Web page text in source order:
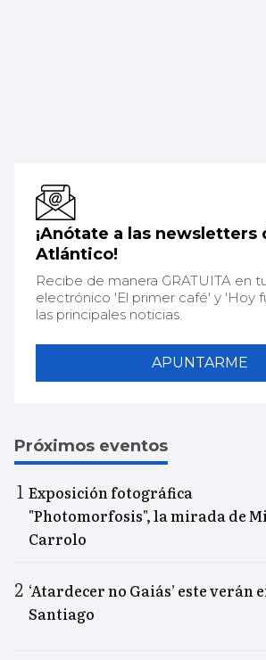
¡Anótate a las newsletters
Atlántico!
Recibe de manera GRATUITA en
electrónico 'El primer café' y 'Hoy
las principales noticias.
APUNTARME
Próximos eventos
Exposición fotográfica
"Photomorfosis", la mirada de
Carrolo
‘Atardecer no Gaiás’ este verán
Santiago